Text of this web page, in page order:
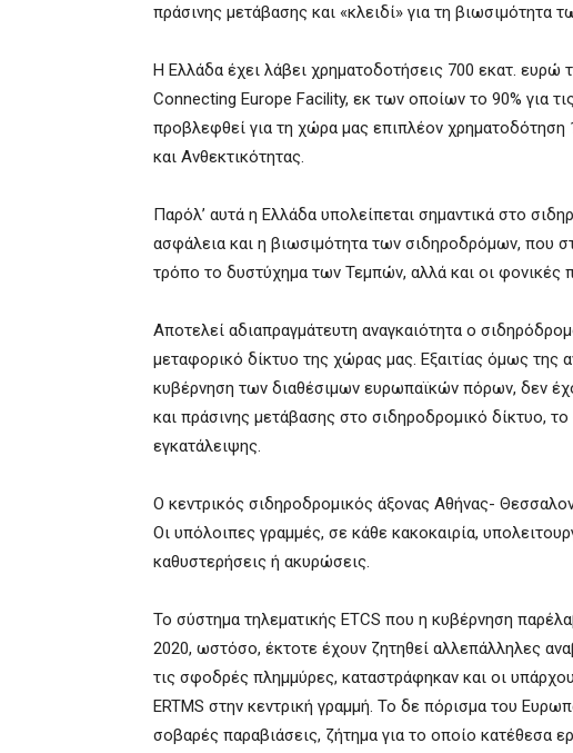
πράσινης μετάβασης και «κλειδί» για τη βιωσιμότητα
Η Ελλάδα έχει λάβει χρηματοδοτήσεις 700 εκατ. ευρώ
Connecting Europe Facility, εκ των οποίων το 90% για
προβλεφθεί για τη χώρα μας επιπλέον
και Ανθεκτικότητας.
Παρόλ’ αυτά η Ελλάδα υπολείπεται σημαντικά στο
ασφάλεια και η βιωσιμότητα των σιδηροδρόμων, που
τρόπο το δυστύχημα των Τεμπών, αλλά και οι φονικές
Αποτελεί αδιαπραγμάτευτη αναγκαιότητα ο
μεταφορικό δίκτυο της χώρας μας. Εξαιτίας όμως της
κυβέρνηση των διαθέσιμων ευρωπαϊκών πόρων, δεν
και πράσινης μετάβασης στο σιδηροδρομικό δίκτυο,
εγκατάλειψης.
Ο κεντρικός σιδηροδρομικός άξονας Αθήνας-
Οι υπόλοιπες γραμμές, σε κάθε κακοκαιρία,
καθυστερήσεις ή ακυρώσεις.
Το σύστημα τηλεματικής ETCS που η κυβέρνηση
2020, ωστόσο, έκτοτε έχουν ζητηθεί αλλεπάλληλες
τις σφοδρές πλημμύρες, καταστράφηκαν και οι
ERTMS στην κεντρική γραμμή. Το δε πόρισμα του
σοβαρές παραβιάσεις, ζήτημα για το οποίο κατέθεσα